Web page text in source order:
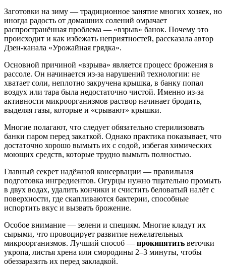
Заготовки на зиму — традиционное занятие многих хозяек, но
иногда радость от домашних солений омрачает
распространённая проблема — «взрыв» банок. Почему это
происходит и как избежать неприятностей, рассказала автор
Дзен-канала «Урожайная грядка».
Основной причиной «взрыва» является процесс брожения в
рассоле. Он начинается из-за нарушений технологии: не
хватает соли, неплотно закручена крышка, в банку попал
воздух или тара была недостаточно чистой. Именно из-за
активности микроорганизмов раствор начинает бродить,
выделяя газы, которые и «срывают» крышки.
Многие полагают, что следует обязательно стерилизовать
банки паром перед закаткой. Однако практика показывает, что
достаточно хорошо вымыть их с содой, избегая химических
моющих средств, которые трудно вымыть полностью.
Главный секрет надёжной консервации — правильная
подготовка ингредиентов. Огурцы нужно тщательно промыть
в двух водах, удалить кончики и счистить беловатый налёт с
поверхности, где скапливаются бактерии, способные
испортить вкус и вызвать брожение.
Особое внимание — зелени и специям. Многие кладут их
сырыми, что провоцирует развитие нежелательных
микроорганизмов. Лучший способ — прокипятить веточки
укропа, листья хрена или смородины 2–3 минуты, чтобы
обеззаразить их перед закладкой.